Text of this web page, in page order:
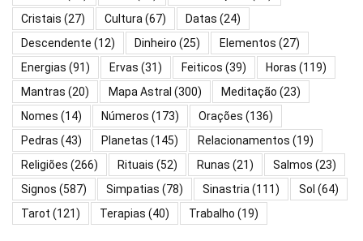
Cristais (27) Cultura(67) Datas (24)
Descendente (12) Dinheiro (25) Elementos (27)
Energias (91) Ervas (31) Feiticos (39) Horas (119)
Mantras (20) Mapa Astral (300) Meditação (23)
Nomes (14) Números (173) Orações (136)
Pedras (43) Planetas (145) Relacionamentos (19)
Religiões (266) Rituais (52) Runas (21) Salmos (23)
Signos (587) Simpatias (78) Sinastria(111) Sol (64)
Tarot (121) Terapias (40) Trabalho (19)